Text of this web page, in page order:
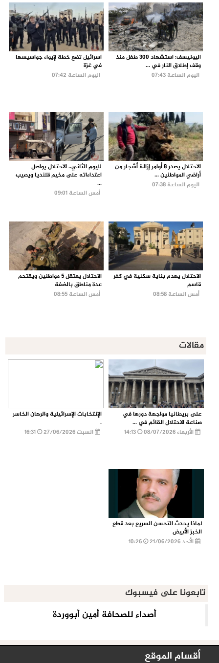
اليونيسف: استشهاد 300 طفل منذ
وقف إطلاق النار في ...
اليوم الساعة 07:43
اسرائيل تضع خطة لإيواء جواسيسها
في غزة
اليوم الساعة 07:42
الاحتلال يصدر 8 أوامر إزالة أشجار من
أراضي المواطنين ...
اليوم الساعة 07:38
لليوم الثاني.. الاحتلال يواصل
اعتداءاته على مخيم قلنديا ويصيب
...
أمس الساعة 09:01
الاحتلال يهدم بناية سكنية في كفر
قاسم
أمس الساعة 08:58
الاحتلال يعتقل 5 مواطنين ويقتحم
عدة مناطق بالضفة
أمس الساعة 08:55
مقالات
على بريطانيا مواجهة دورها في
صناعة الاحتلال القائم في ...
الأربعاء 08/07/2026
الإنتخابات الإسرائيلية والرهان الخاسر
.
السبت 27/06/2026
16:31
لماذا يحدث التحسن السريع بعد قطع
الخبز الأبيض
الأحد 21/06/2026
تابعونا على فيسبوك
أقسام الموقع